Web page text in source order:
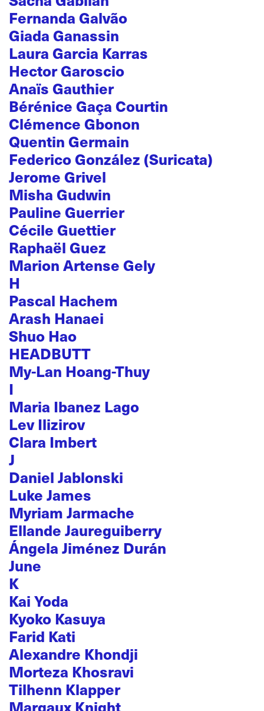
Fernanda Galvão
Giada Ganassin
Laura Garcia Karras
Hector Garoscio
Anaïs Gauthier
Bérénice Gaça Courtin
Clémence Gbonon
Quentin Germain
Federico González (Suricata)
Jerome Grivel
Misha Gudwin
Pauline Guerrier
Cécile Guettier
Raphaël Guez
Marion Artense Gely
H
Pascal Hachem
Arash Hanaei
Shuo Hao
HEADBUTT
My-Lan Hoang-Thuy
I
Maria Ibanez Lago
Lev Ilizirov
Clara Imbert
J
Daniel Jablonski
Luke James
Myriam Jarmache
Ellande Jaureguiberry
Ángela Jiménez Durán
June
K
Kai Yoda
Kyoko Kasuya
Farid Kati
Alexandre Khondji
Morteza Khosravi
Tilhenn Klapper